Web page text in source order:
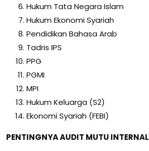
Hukum Tata Negara Islam
Hukum Ekonomi Syariah
Pendidikan Bahasa Arab
Tadris IPS
PPG
PGMI
MPI
Hukum Keluarga (S2)
Ekonomi Syariah (FEBI)
PENTINGNYA AUDIT MUTU INTERNAL